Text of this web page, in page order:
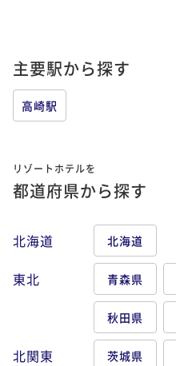
主要駅から探す
高崎駅
リゾートホテルを
都道府県から探す
北海道 北海道
東北 青森県
秋田県
北関東 茨城県